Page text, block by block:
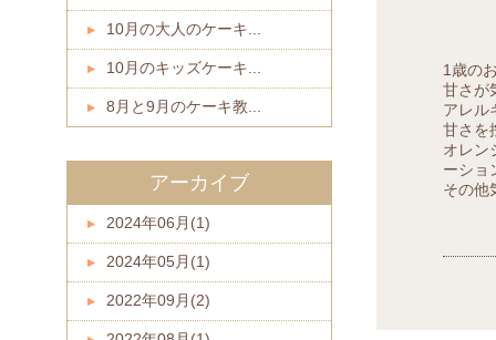
1歳の
甘さが
アレル
甘さを
オレン
ーショ
その他
10月の大人のケーキ...
10月のキッズケーキ...
8月と9月のケーキ教...
アーカイブ
2024年06月(1)
2024年05月(1)
2022年09月(2)